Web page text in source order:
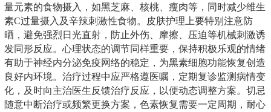
量元素的食物摄入，如黑芝麻、核桃、瘦肉等，同时减少维生
素C过量摄入及辛辣刺激性食物。皮肤护理上要特别注意防
晒，避免强烈日光直射，防止外伤、摩擦、压迫等机械刺激诱
发同形反应。心理状态的调节同样重要，保持积极乐观的情绪
有助于神经内分泌免疫网络的稳定，为黑素细胞功能恢复创造
良好内环境。治疗过程中应严格遵医嘱，定期复诊监测病情变
化，及时向主治医生反馈治疗反应，以便动态调整方案。切忌
随意中断治疗或频繁更换方案，色素恢复需要一定周期，耐心